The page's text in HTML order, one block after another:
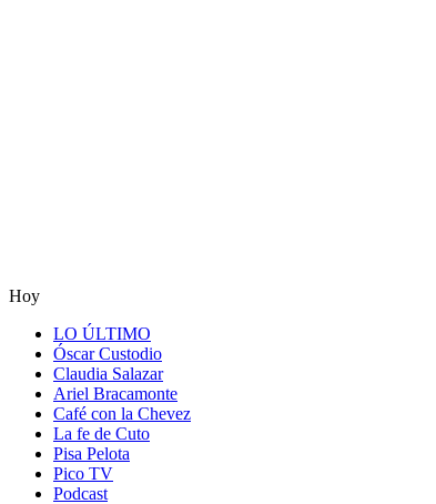
Hoy
LO ÚLTIMO
Óscar Custodio
Claudia Salazar
Ariel Bracamonte
Café con la Chevez
La fe de Cuto
Pisa Pelota
Pico TV
Podcast